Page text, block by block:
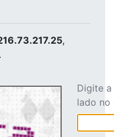
,
Digite
lado no